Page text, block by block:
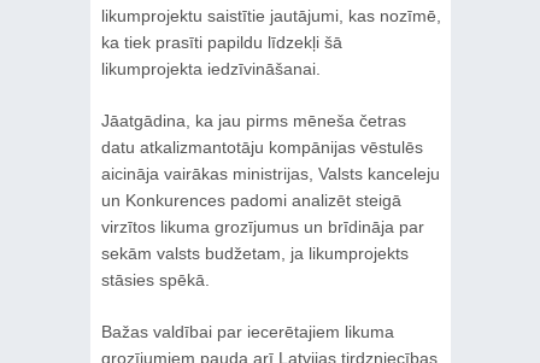
likumprojektu saistītie jautājumi, kas nozīmē,
ka tiek prasīti papildu līdzekļi šā
likumprojekta iedzīvināšanai.
Jāatgādina, ka jau pirms mēneša četras
datu atkalizmantotāju kompānijas vēstulēs
aicināja vairākas ministrijas, Valsts kanceleju
un Konkurences padomi analizēt steigā
virzītos likuma grozījumus un brīdināja par
sekām valsts budžetam, ja likumprojekts
stāsies spēkā.
Bažas valdībai par iecerētajiem likuma
grozījumiem pauda arī Latvijas tirdzniecības